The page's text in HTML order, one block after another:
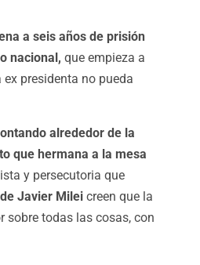
a seis años de prisión
nacional, que empieza a
presidenta no pueda
alrededor de la
que hermana a la mesa
y persecutoria que
Javier Milei creen que la
sobre todas las cosas, con